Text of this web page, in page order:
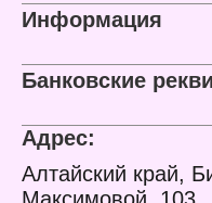
Информация
Банковские
Адрес:
Алтайский край,